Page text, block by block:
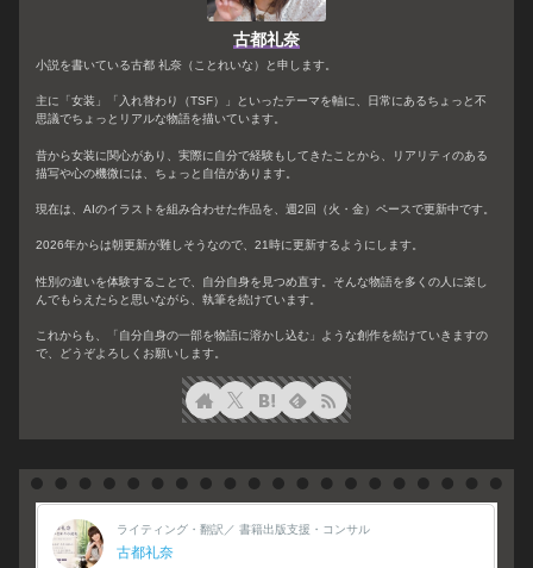
古都礼奈
小説を書いている古都 礼奈（ことれいな）と申します。
主に「女装」「入れ替わり（TSF）」といったテーマを軸に、日常にあるちょっと不
思議でちょっとリアルな物語を描いています。
昔から女装に関心があり、実際に自分で経験もしてきたことから、リアリティのある
描写や心の機微には、ちょっと自信があります。
現在は、AIのイラストを組み合わせた作品を、週2回（火・金）ペースで更新中です。
2026年からは朝更新が難しそうなので、21時に更新するようにします。
性別の違いを体験することで、自分自身を見つめ直す。そんな物語を多くの人に楽し
んでもらえたらと思いながら、執筆を続けています。
これからも、「自分自身の一部を物語に溶かし込む」ような創作を続けていきますの
で、どうぞよろしくお願いします。